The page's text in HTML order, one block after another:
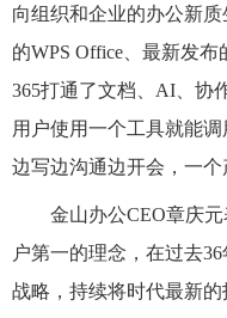
向组织和企业的办公新
的WPS Office、最新发布
365打通了文档、AI、协
用户使用一个工具就能
边写边沟通边开会，一个
金山办公CEO章庆
户第一的理念，在过去
战略，持续将时代最新的